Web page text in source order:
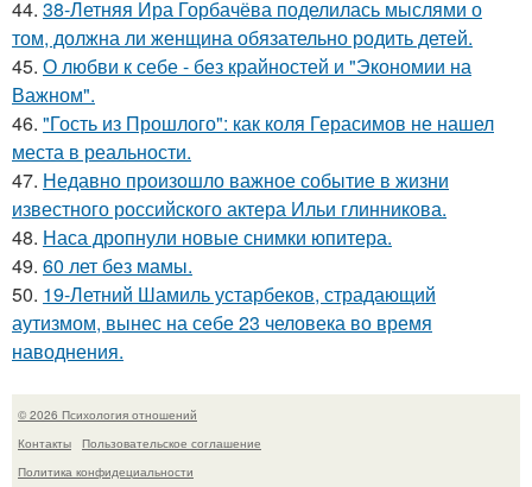
44. 38-Летняя Ира Горбачёва поделилась мыслями о
том, должна ли женщина обязательно родить детей.
45. О любви к себе - без крайностей и "Экономии на
Важном".
46. "Гость из Прошлого": как коля Герасимов не нашел
места в реальности.
47. Недавно произошло важное событие в жизни
известного российского актера Ильи глинникова.
48. Наса дропнули новые снимки юпитера.
49. 60 лет без мамы.
50. 19-Летний Шамиль устарбеков, страдающий
аутизмом, вынес на себе 23 человека во время
наводнения.
© 2026 Психология отношений
Контакты
Пользовательское соглашение
Политика конфидециальности